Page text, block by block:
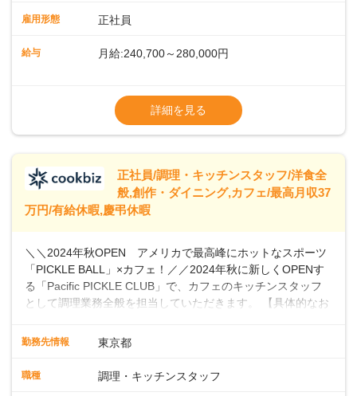
楽しい・美味しい瞬間をビールでつなぐことをコンセプト
ら醸造しています。私たちと一緒に、新しいスタートを切り
雇用形態 正社員
給与 月給:240,700～280,000円
▼給与改定（年1回)
▼決算賞与（年1回)
【手当】
▼残業手当（固定残業見合手当43,613円～／
残業見合30時間を超えた分は別途支給）
▼交通費支給（上限月10万円)
※第二新卒は月給22万円～
詳細を見る
正社員/調理・キッチンスタッフ/洋食全
般,創作・ダイニング,カフェ/最高月収37
万円/有給休暇,慶弔休暇
＼＼2024年秋OPEN アメリカで最高峰にホットなスポーツ
「PICKLE BALL」×カフェ！／／2024年秋に新しくOPENす
る「Pacific PICKLE CLUB」で、カフェのキッチンスタッフ
として調理業務全般を担当していただきます。 【具体的なお
清掃などスキルや希望に応じて、新メニューの開発にも積極
新店舗の立ち上げに貢献し、カフェの成功に向けた重要な役
勤務先情報 東京都
職種 調理・キッチンスタッフ